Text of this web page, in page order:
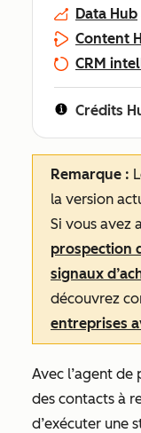
Data Hub
Content
CRM
Crédits
Remarque :
la version
Si vous avez
prospection
signaux
découvrez
entreprises
Avec l’agent
des contacts à
d’exécuter une